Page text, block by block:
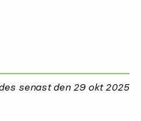
senast den 29 okt 2025